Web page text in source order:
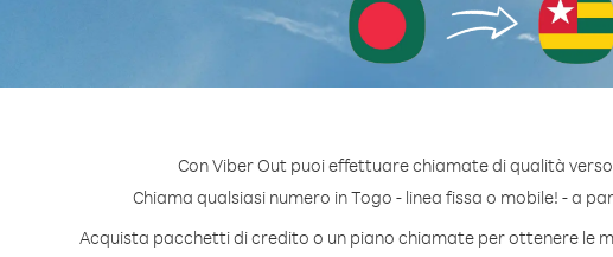
Con Viber Out puoi effettuare chiamate di qualità
Chiama qualsiasi numero in Togo - linea fissa o mobile! - a
Acquista pacchetti di credito o un piano chiamate per ottenere le